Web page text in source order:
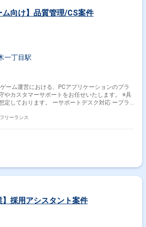
ム向け】品質管理/CS案件
一丁目駅
ーム運営における、PCアプリケーションのプラ
やカスタマーサポートをお任せいたします。 ※具
定しております。 ーサポートデスク対応 ープラ
のアシスタント作業
リーランス
】採用アシスタント案件